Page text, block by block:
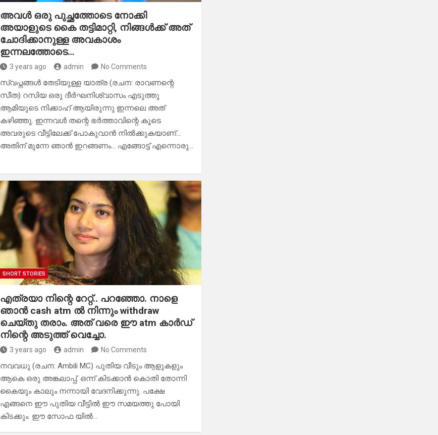
അവൾ ഒരു പുച്ഛത്തോടെ നോക്കി
അയാളുടെ കൈ തട്ടിമാറ്റി, നിങ്ങൾക്ക് അത്
ചോദിക്കാനുള്ള അവകാശം
ഇന്നലത്തോടെ…
3 years ago admin No Comments
സ്വപ്നങ്ങൾ തേടിയുള്ള യാത്ര (രചന: രാവണന്റെ
സീത) റസിയ ഒരു ദീർഘനിശ്വാസം എടുത്തു
ആമിയുടെ നിക്കാഹ് ആയിരുന്നു ഇന്നലെ അത്
കഴിഞ്ഞു. ഇന്നവൾ തന്റെ ഭർത്താവിന്റെ കൂടെ
അവരുടെ വീട്ടിലേക്ക് പോകുവാൻ നിൽക്കുകയാണ്…
അതിന് മുന്നേ ഞാൻ ഇറങ്ങണം… എങ്ങോട്ട് എന്നൊരു…
SHORT STORIES
എത്രയാ നിന്റെ റേറ്റ്.. പറഞ്ഞോ. നാളെ
ഞാൻ cash atm ൽ നിന്നും withdraw
ചെയ്തു തരാം. അത് വരെ ഈ atm കാർഡ്
നിന്റെ അടുത്ത് വെച്ചോ.
3 years ago admin No Comments
നവവധു (രചന: Ambili MC) പുതിയ വീടും ആളുകളും
ആകെ ഒരു അങ്കലാപ്പ്. ഒന്ന് കിടക്കാൻ കൊതി തോന്നി
കൈയും കാലും നന്നായി വേദനിക്കുന്നു. പക്ഷേ
എങ്ങനെ ഈ പുതിയ വീട്ടിൽ ഈ സമയത്തു പോയി
കിടക്കും. ഈ സോഫ യിൽ…